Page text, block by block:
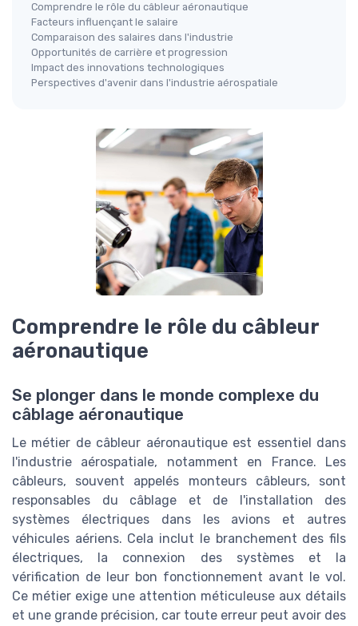
Comprendre le rôle du câbleur aéronautique
Facteurs influençant le salaire
Comparaison des salaires dans l'industrie
Opportunités de carrière et progression
Impact des innovations technologiques
Perspectives d'avenir dans l'industrie aérospatiale
Comprendre le rôle du câbleur
aéronautique
Se plonger dans le monde complexe du
câblage aéronautique
Le métier de câbleur aéronautique est essentiel dans
l'industrie aérospatiale, notamment en France. Les
câbleurs, souvent appelés monteurs câbleurs, sont
responsables du câblage et de l'installation des
systèmes électriques dans les avions et autres
véhicules aériens. Cela inclut le branchement des fils
électriques, la connexion des systèmes et la
vérification de leur bon fonctionnement avant le vol.
Ce métier exige une attention méticuleuse aux détails
et une grande précision, car toute erreur peut avoir des